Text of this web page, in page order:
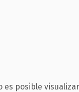
es posible